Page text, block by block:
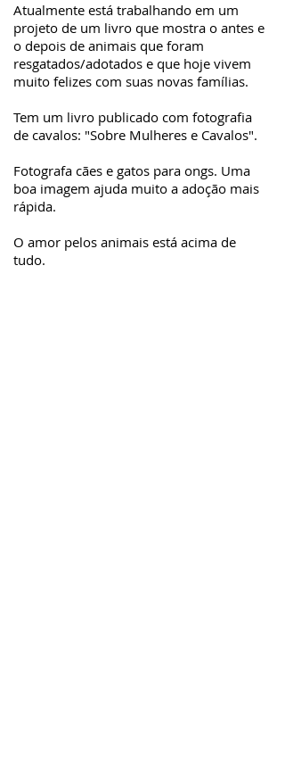
Atualmente está trabalhando em um
projeto de um livro que mostra o antes e
o depois de animais que foram
resgatados/adotados e que hoje vivem
muito felizes com suas novas famílias.
Tem um livro publicado com fotografia
de cavalos: "Sobre Mulheres e Cavalos".
Fotografa cães e gatos para ongs. Uma
boa imagem ajuda muito a adoção mais
rápida.
O amor pelos animais está acima de
tudo.